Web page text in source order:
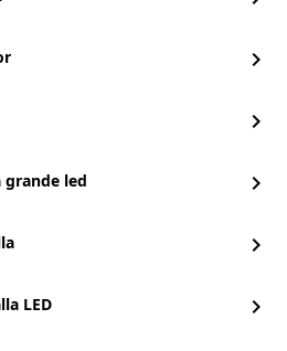
chevron_right
chevron_right
led chevron_right
chevron_right
LED chevron_right